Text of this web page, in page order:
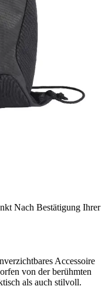
Nach Bestätigung Ihrer
Accessoire
von der berühmten
als auch stilvoll.